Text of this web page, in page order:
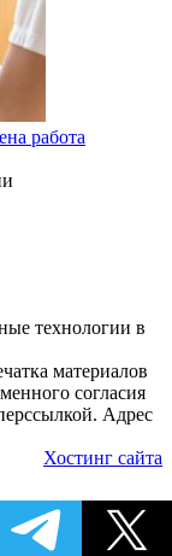
работа
технологии в
материалов
согласия
Адрес
Хостинг сайта